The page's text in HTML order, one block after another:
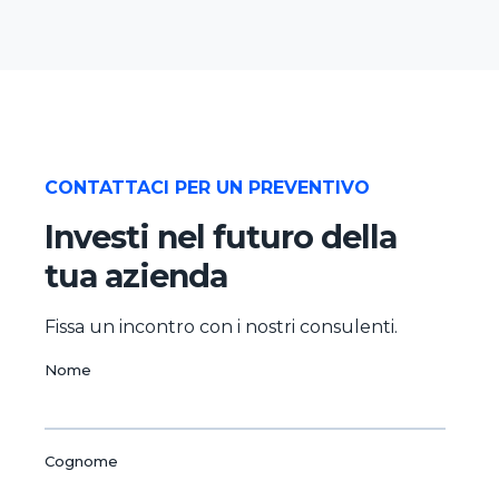
CONTATTACI PER UN PREVENTIVO
Investi nel futuro della
tua azienda
Fissa un incontro con i nostri consulenti.